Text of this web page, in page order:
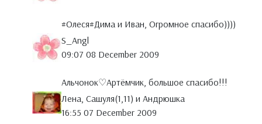
#Олеся#Дима и Иван, Огромное спасибо))))
S_Angl
09:07 08 December 2009
Альчонок♡Артёмчик, большое спасибо!!!
Лена, Сашуля(1,11) и Андрюшка
16:55 07 December 2009